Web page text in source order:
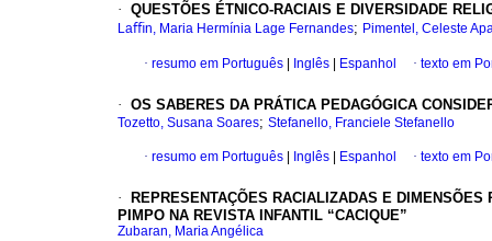
· QUESTÕES ÉTNICO-RACIAIS E DIVERSIDADE
Laﬃn, Maria Hermínia Lage Fernandes; Pimentel, Celeste
· resumo em Português Inglês Espanhol · texto em
· OS SABERES DA PRÁTICA PEDAGÓGICA
Tozetto, Susana Soares; Stefanello, Franciele Stefanello
· resumo em Português Inglês Espanhol · texto em
·
REPRESENTAÇÕES RACIALIZADAS E
PIMPO NA REVISTA INFANTIL “CACIQUE”
Zubaran, Maria Angélica